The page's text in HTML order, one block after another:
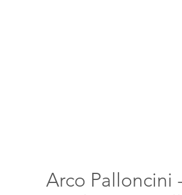
Arco Palloncini